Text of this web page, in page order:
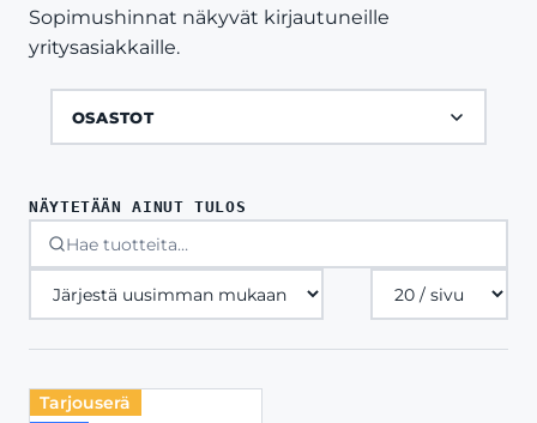
Sopimushinnat näkyvät kirjautuneille
yritysasiakkaille.
OSASTOT
NÄYTETÄÄN AINUT TULOS
Tuotteita
sivulla
Tarjouserä